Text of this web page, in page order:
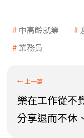
中高齡就業
業務員
樂在工作從不
分享退而不休